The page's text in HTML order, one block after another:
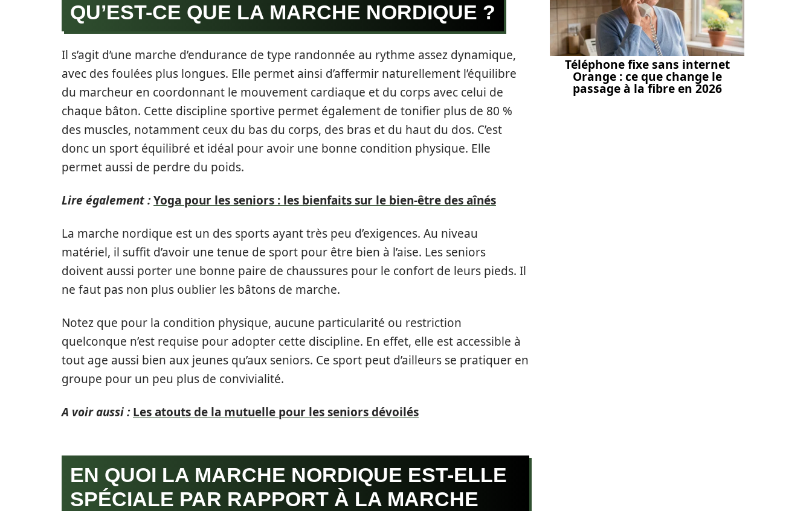
QU’EST-CE QUE LA MARCHE NORDIQUE ?
Il s’agit d’une marche d’endurance de type randonnée au rythme assez dynamique,
avec des foulées plus longues. Elle permet ainsi d’affermir naturellement l’équilibre
du marcheur en coordonnant le mouvement cardiaque et du corps avec celui de
chaque bâton. Cette discipline sportive permet également de tonifier plus de 80 %
des muscles, notamment ceux du bas du corps, des bras et du haut du dos. C’est
donc un sport équilibré et idéal pour avoir une bonne condition physique. Elle
permet aussi de perdre du poids.
Lire également :Yoga pour les seniors : les bienfaits sur le bien-être des aînés
La marche nordique est un des sports ayant très peu d’exigences. Au niveau
matériel, il suffit d’avoir une tenue de sport pour être bien à l’aise. Les seniors
doivent aussi porter une bonne paire de chaussures pour le confort de leurs pieds. Il
ne faut pas non plus oublier les bâtons de marche.
Notez que pour la condition physique, aucune particularité ou restriction
quelconque n’est requise pour adopter cette discipline. En effet, elle est accessible à
tout age aussi bien aux jeunes qu’aux seniors. Ce sport peut d’ailleurs se pratiquer en
groupe pour un peu plus de convivialité.
A voir aussi : Les atouts de la mutuelle pour les seniors dévoilés
EN QUOI LA MARCHE NORDIQUE EST-ELLE
SPÉCIALE PAR RAPPORT À LA MARCHE
Téléphone fixe sans internet
Orange : ce que change le
passage à la fibre en 2026